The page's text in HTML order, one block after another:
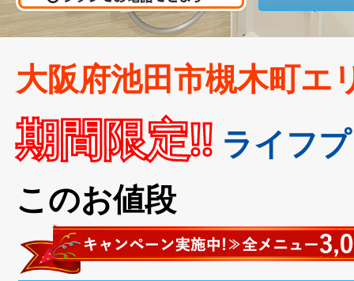
大阪府池田市槻木町エ
期間限定!! ライフ
このお値段